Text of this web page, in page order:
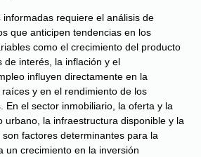
requiere el análisis de
que anticipen tendencias en los
como el crecimiento del producto
de interés, la inflación y el
influyen directamente en la
y en el rendimiento de los
En el sector inmobiliario, la oferta y la
urbano, la infraestructura disponible y la
factores determinantes para la
un crecimiento en la inversión